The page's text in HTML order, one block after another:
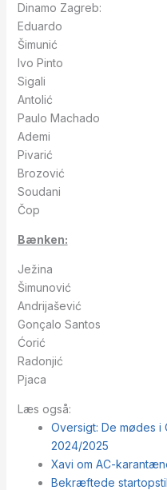
Dinamo Zagreb:
Eduardo
Šimunić
Ivo Pinto
Sigali
Antolić
Paulo Machado
Ademi
Pivarić
Brozović
Soudani
Čop
Bænken:
Ježina
Šimunović
Andrijašević
Gonçalo Santos
Ćorić
Radonjić
Pjaca
Læs også:
Oversigt: De mødes i
2024/2025
Xavi om AC-
Bekræftede